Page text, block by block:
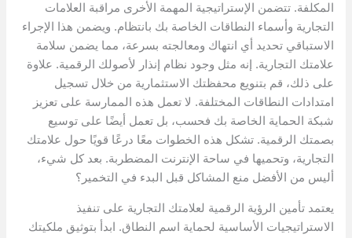
المكلفة. تتضمن الإستراتيجية المهمة الأخرى مراقبة العلامات
التجارية وأسماء النطاقات الخاصة بك بانتظام. ويضمن هذا الإجراء
الاستباقي تحديد أي انتهاك ومعالجته بسرعة، مما يضمن سلامة
علامتك التجارية. إنه مثل وجود نظام إنذار لأصولك الرقمية. علاوة
على ذلك، قم بتنويع محفظتك الاستثمارية من خلال تسجيل
امتدادات النطاقات المختلفة. لا تعمل هذه الممارسة على تعزيز
شبكة الحماية الخاصة بك فحسب، بل تعمل أيضًا على توسيع
بصمتك الرقمية. تشكل هذه الخطوات معًا درعًا قويًا حول علامتك
التجارية، وتحميها في ساحة الإنترنت المضطربة. بعد كل شيء،
أليس من الأفضل منع المشاكل قبل البدء في التخمير؟
يعتمد تأمين الرؤية الرقمية لعلامتك التجارية على تنفيذ
الاستراتيجيات الأساسية لحماية اسم النطاق. ابدأ بتوثيق ملكيتك